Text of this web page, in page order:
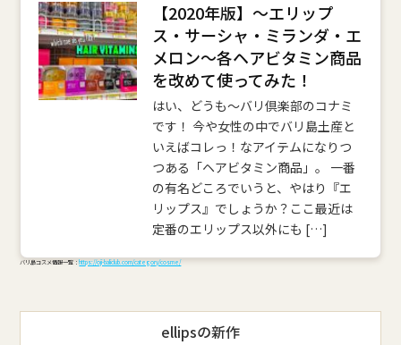
【2020年版】～エリップ
ス・サーシャ・ミランダ・エ
メロン～各ヘアビタミン商品
を改めて使ってみた！
はい、どうも～バリ倶楽部のコナミ
です！ 今や女性の中でバリ島土産と
いえばコレっ！なアイテムになりつ
つある「ヘアビタミン商品」。 一番
の有名どころでいうと、やはり『エ
リップス』でしょうか？ここ最近は
定番のエリップス以外にも […]
バリ島コスメ情報一覧：https://oji-baliclub.com/category/cosme/
ellipsの新作